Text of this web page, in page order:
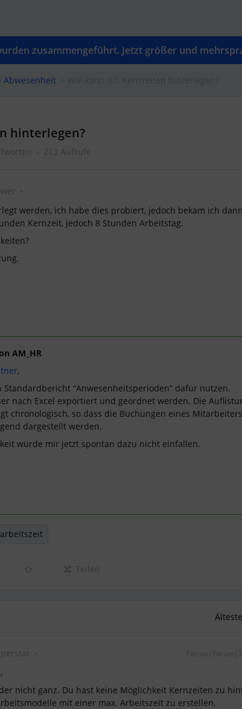
zusammengeführt. Jetzt größer und
Abwesenheit
hinterlegen?
213 Aufrufe
werden, ich habe dies probiert, jedoch bekam ich
Kernzeit, jedoch 8 Stunden Arbeitstag.
AM_HR
,
Standardbericht “Anwesenheitsperioden” dafür nutzen.
nach Excel exportiert und geordnet werden. Die
chronologisch, so dass die Buchungen eines Mitarbeiters
dargestellt werden.
würde mir jetzt spontan dazu nicht einfallen.
Teilen
Forum|Forum|2
,
nicht ganz. Du hast keine Möglichkeit Kernzeiten zu
mit einer max. Arbeitszeit zu erstellen.